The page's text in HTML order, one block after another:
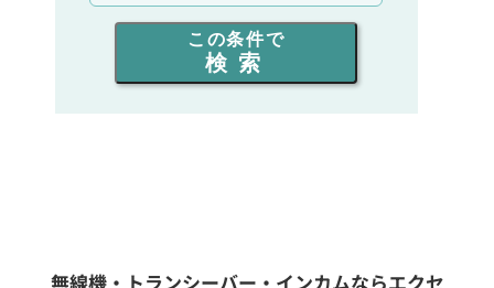
出力を選ぶ
同時通話人数を選ぶ
この条件で
検索
無線機・トランシーバー・インカムならエクセ